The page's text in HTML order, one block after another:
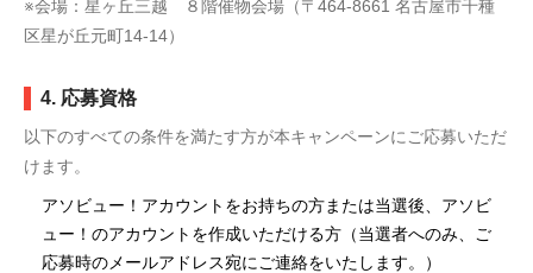
※会場：星ヶ丘三越 ８階催物会場（〒464-8661 名古屋市千種
区星が丘元町14-14）
4. 応募資格
以下のすべての条件を満たす方が本キャンペーンにご応募いただ
けます。
アソビュー！アカウントをお持ちの方または当選後、アソビ
ュー！のアカウントを作成いただける方（当選者へのみ、ご
応募時のメールアドレス宛にご連絡をいたします。）